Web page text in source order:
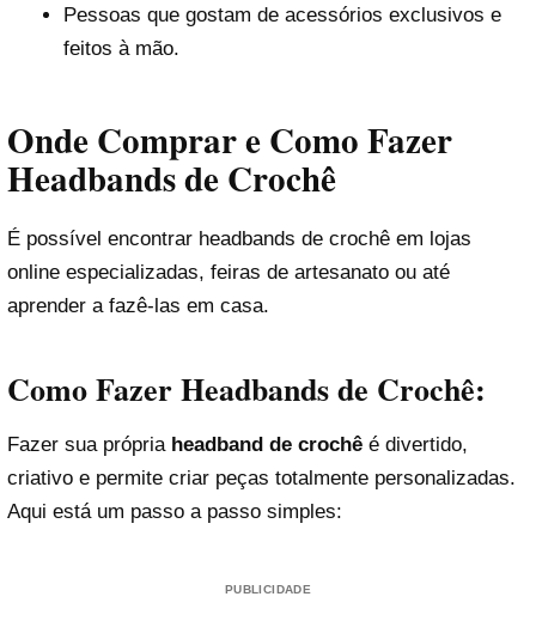
Pessoas que gostam de acessórios exclusivos e
feitos à mão.
Onde Comprar e Como Fazer
Headbands de Crochê
É possível encontrar headbands de crochê em lojas
online especializadas, feiras de artesanato ou até
aprender a fazê-las em casa.
Como Fazer Headbands de Crochê:
Fazer sua própria headband de crochê é divertido,
criativo e permite criar peças totalmente personalizadas.
Aqui está um passo a passo simples:
PUBLICIDADE